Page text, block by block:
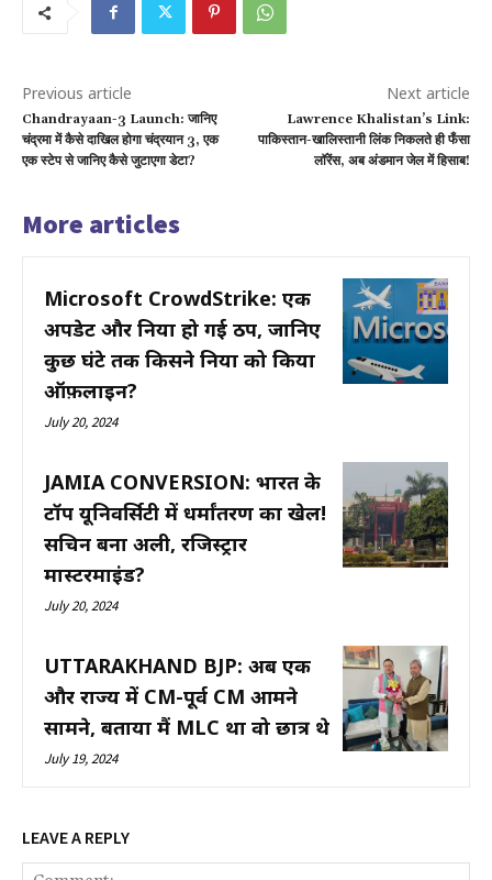
Previous article
Chandrayaan-3 Launch: जानिए
चंद्रमा में कैसे दाखिल होगा चंद्रयान 3, एक
एक स्टेप से जानिए कैसे जुटाएगा डेटा?
Next article
Lawrence Khalistan’s Link:
पाकिस्तान-खालिस्तानी लिंक निकलते ही फँसा
लॉरेंस, अब अंडमान जेल में हिसाब!
More articles
Microsoft CrowdStrike: एक
अपडेट और दुनिया हो गई ठप, जानिए
कुछ घंटे तक किसने दुनिया को किया
ऑफ़लाइन?
July 20, 2024
JAMIA CONVERSION: भारत के
टॉप यूनिवर्सिटी में धर्मांतरण का खेल!
सचिन बना अली, रजिस्ट्रार
मास्टरमाइंड?
July 20, 2024
UTTARAKHAND BJP: अब एक
और राज्य में CM-पूर्व CM आमने
सामने, बताया मैं MLC था वो छात्र थे
July 19, 2024
LEAVE A REPLY